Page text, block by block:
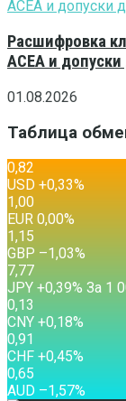
Расшифровка
ACEA и
01.08.2026
Таблица
0,82
USD +0,33%
1,00
EUR 0,00%
1,15
GBP –1,03%
7,77
JPY +0,39% За 1
0,13
CNY +0,18%
0,91
CHF +0,45%
0,65
AUD –1,57%